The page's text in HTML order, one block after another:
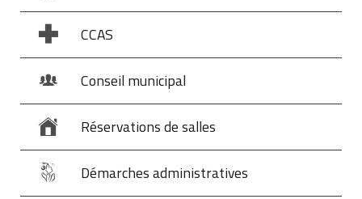
CCAS
Conseil municipal
Réservations de salles
Démarches administratives